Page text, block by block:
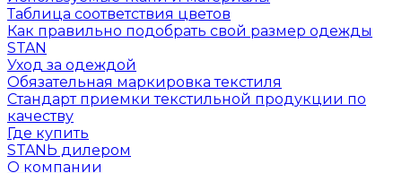
Таблица соответствия цветов
Как правильно подобрать свой размер одежды
STAN
Уход за одеждой
Обязательная маркировка текстиля
Стандарт приемки текстильной продукции по
качеству
Где купить
STANЬ дилером
О компании